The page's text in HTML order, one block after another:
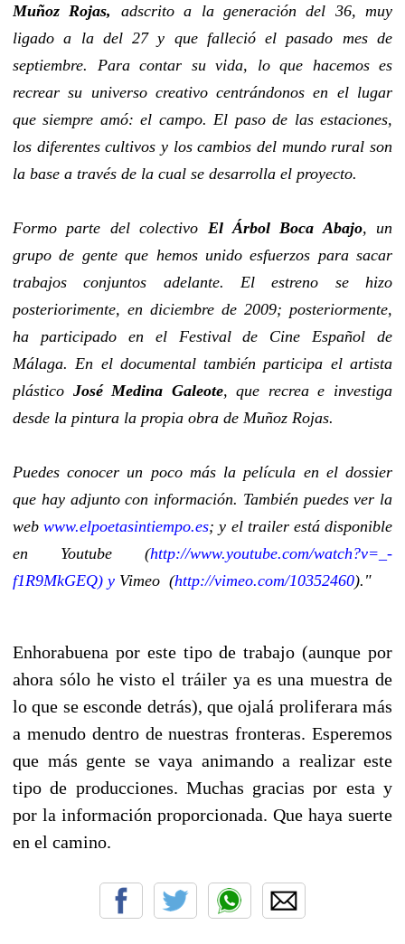
Muñoz Rojas,
adscrito a la generación del 36, muy
ligado a la del 27 y que falleció el pasado mes de
septiembre. Para contar su vida, lo que hacemos es
recrear su universo creativo centrándonos en el lugar
que siempre amó: el campo. El paso de las estaciones,
los diferentes cultivos y los cambios del mundo rural son
la base a través de la cual se desarrolla el proyecto.
Formo parte del colectivo El Árbol Boca Abajo, un
grupo de gente que hemos unido esfuerzos para sacar
trabajos conjuntos adelante. El estreno se hizo
posteriorimente, en diciembre de 2009; posteriormente,
ha participado en el Festival de Cine Español de
Málaga. En el documental también participa el artista
plástico José Medina Galeote, que recrea e investiga
desde la pintura la propia obra de Muñoz Rojas.
Puedes conocer un poco más la película en el dossier
que hay adjunto con información. También puedes ver la
webwww.elpoetasintiempo.es; y el trailer está disponible
en Youtube (http://www.youtube.com/watch?v=_-
f1R9MkGEQ) y Vimeo (http://vimeo.com/10352460)."
Enhorabuena por este tipo de trabajo (aunque por
ahora sólo he visto el tráiler ya es una muestra de
lo que se esconde detrás), que ojalá proliferara más
a menudo dentro de nuestras fronteras. Esperemos
que más gente se vaya animando a realizar este
tipo de producciones. Muchas gracias por esta y
por la información proporcionada. Que haya suerte
en el camino.